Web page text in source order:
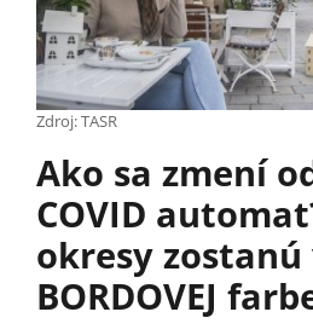
Zdroj: TASR
Ako sa zmení
COVID
okresy zostanú
BORDOVEJ